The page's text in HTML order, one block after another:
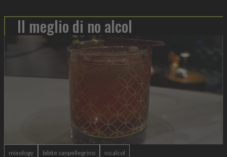
Il meglio di no alcol
mixology bibite sanpellegrino no alcol